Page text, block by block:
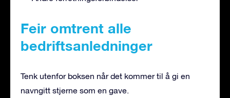
Feir omtrent alle
bedriftsanledninger
Tenk utenfor boksen når det kommer til å gi en
navngitt stjerne som en gave.